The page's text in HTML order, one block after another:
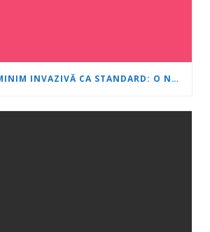
GINECOLOGIA MINIM INVAZIVĂ CA STANDARD: O NOUĂ GENERAȚIE DE SPECIALIȘTI SE FORMEAZĂ LA „INIMĂ ȘI CREIER“